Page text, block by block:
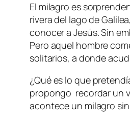
El milagro es
rivera del lago de
conocer a Jesús. Sin
Pero aquel hombre
solitarios, a donde
¿Qué es lo que
propongo recordar un
acontece un milagro